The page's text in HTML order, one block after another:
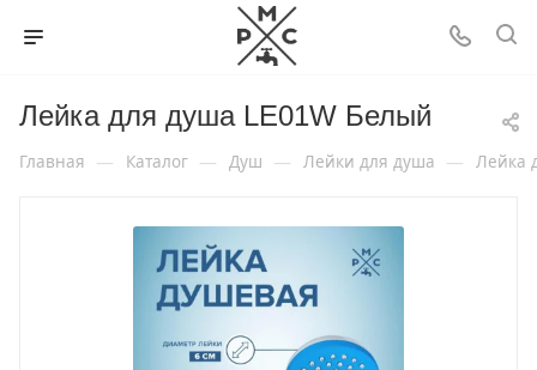
Лейка для душа LE01W Белый
Главная — Каталог — Душ — Лейки для душа — Лейка